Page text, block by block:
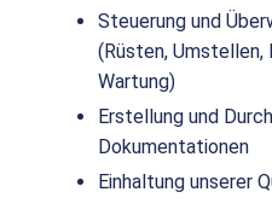
Steuerung und
(Rüsten, Umstellen,
Wartung)
Erstellung und
Dokumentationen
Einhaltung unserer